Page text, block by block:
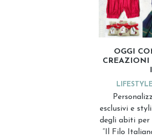
OGGI
LIFESTYLE
esclusivi e
degli abiti per
“Il Filo